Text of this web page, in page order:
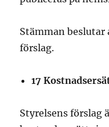
Stämman
förslag.
17
Styrelsens förslag